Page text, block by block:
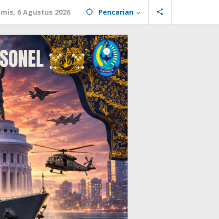
6 Agustus 2026 Pencarian